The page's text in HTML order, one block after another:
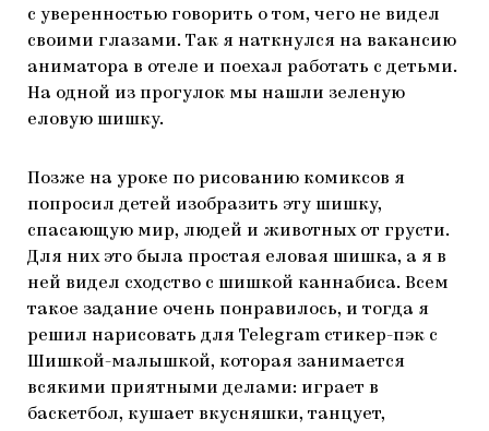
с уверенностью говорить о том, чего не видел
своими глазами. Так я наткнулся на вакансию
аниматора в отеле и поехал работать с детьми.
На одной из прогулок мы нашли зеленую
еловую шишку.
Позже на уроке по рисованию комиксов я
попросил детей изобразить эту шишку,
спасающую мир, людей и животных от грусти.
Для них это была простая еловая шишка, а я в
ней видел сходство с шишкой каннабиса. Всем
такое задание очень понравилось, и тогда я
решил нарисовать для Telegram стикер-пэк с
Шишкой-малышкой, которая занимается
всякими приятными делами: играет в
баскетбол, кушает вкусняшки, танцует,